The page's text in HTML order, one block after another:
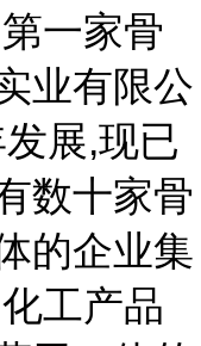
一家骨
业有限公
展,现已
数十家骨
的企业集
工产品